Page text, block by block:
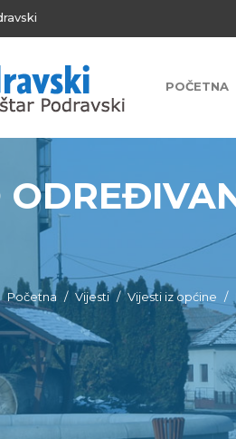
POČETNA
Početna Vijesti Vijesti iz općine